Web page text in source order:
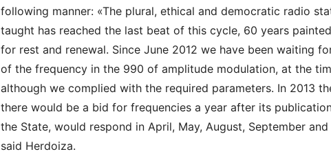
following manner: «The plural, ethical and democratic radio
taught has reached the last beat of this cycle, 60 years
for rest and renewal. Since June 2012 we have been waiting
of the frequency in the 990 of amplitude modulation, at the
although we complied with the required parameters. In 2013
there would be a bid for frequencies a year after its
the State, would respond in April, May, August, September
said Herdoiza.